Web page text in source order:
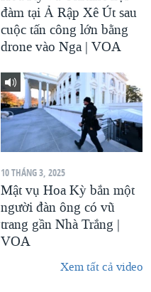
đàm tại Ả Rập Xê Út sau
cuộc tấn công lớn bằng
drone vào Nga | VOA
10 THÁNG 3, 2025
Mật vụ Hoa Kỳ bắn một
người đàn ông có vũ
trang gần Nhà Trắng |
VOA
Xem tất cả video